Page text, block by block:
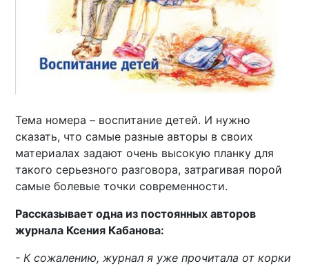
Тема номера – воспитание детей. И нужно
сказать, что самые разные авторы в своих
материалах задают очень высокую планку для
такого серьезного разговора, затрагивая порой
самые болевые точки современности.
Рассказывает одна из постоянных авторов
журнала Ксения Кабанова:
- К сожалению, журнал я уже прочитала от корки